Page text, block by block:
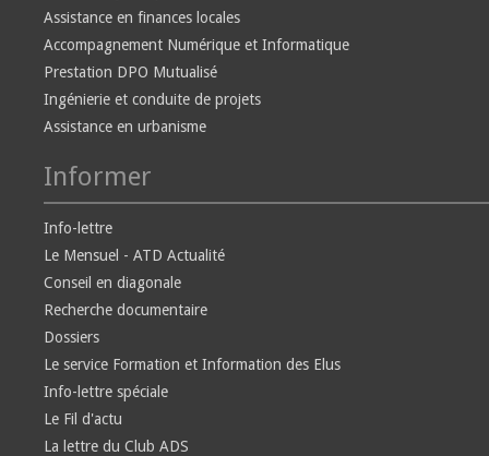
Assistance en finances locales
Accompagnement Numérique et Informatique
Prestation DPO Mutualisé
Ingénierie et conduite de projets
Assistance en urbanisme
Informer
Info-lettre
Le Mensuel - ATD Actualité
Conseil en diagonale
Recherche documentaire
Dossiers
Le service Formation et Information des Elus
Info-lettre spéciale
Le Fil d'actu
La lettre du Club ADS